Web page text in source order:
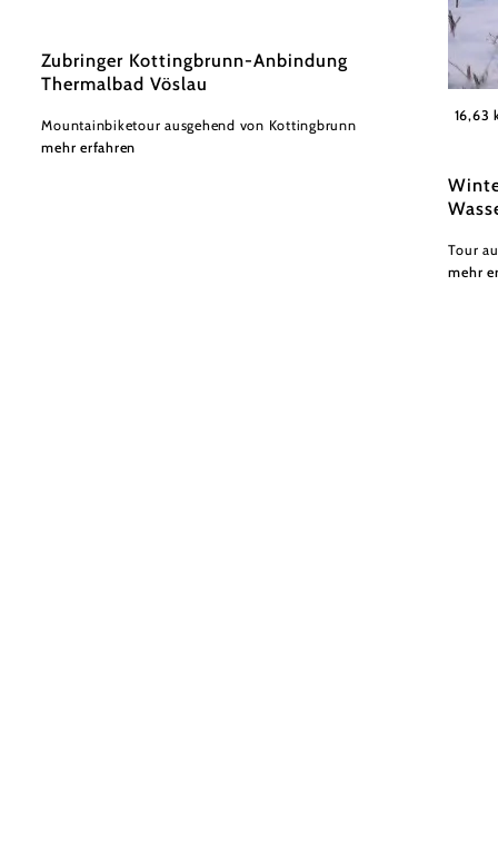
Zubringer Kottingbrunn-Anbindung
Thermalbad Vöslau
Mountainbiketour ausgehend von Kottingbrunn
mehr erfahren
16,63
Tour
mehr